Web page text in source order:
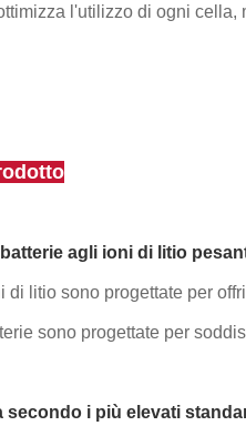
l'utilizzo di ogni
agli ioni di litio
di litio sono progettate per
sono progettate per
secondo i più elevati